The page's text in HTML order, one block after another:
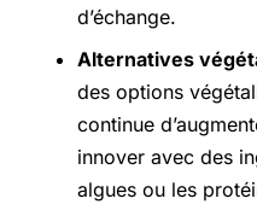
d’échange.
Alternatives
des options
continue
innover avec des
algues ou les